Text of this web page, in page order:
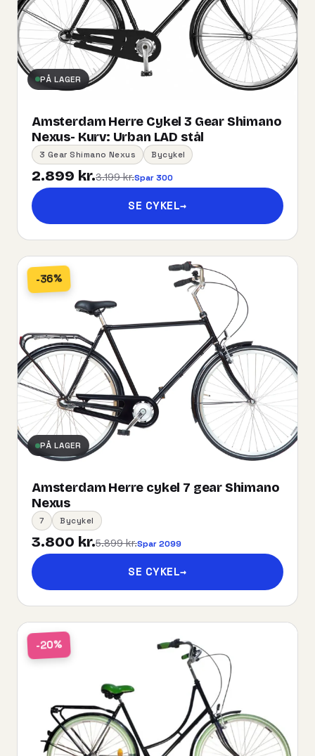
PÅ LAGER
Amsterdam Herre Cykel 3 Gear Shimano
Nexus- Kurv:​ ​Urban​ ​LAD​ ​stål
3 Gear Shimano Nexus Bycykel
2.899 kr.3.199 kr.Spar 300
SE CYKEL→
-36%
PÅ LAGER
Amsterdam Herre cykel 7 gear Shimano
Nexus
7 Bycykel
3.800 kr.5.899 kr.Spar 2099
SE CYKEL→
-20%